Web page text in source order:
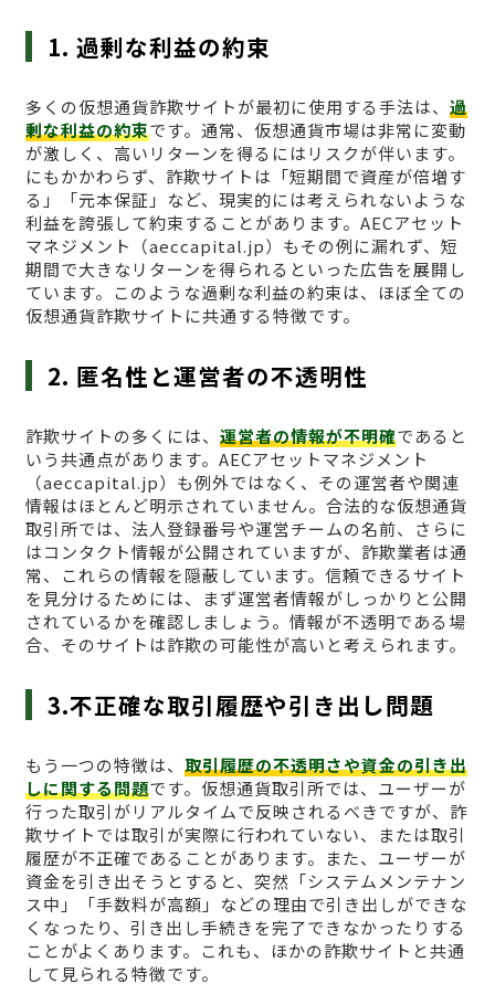
1. 過剰な利益の約束
多くの仮想通貨詐欺サイトが最初に使用する手法は、 過
剰な利益の約束です。通常、仮想通貨市場は非常に変動
が激しく、高いリターンを得るにはリスクが伴います。
にもかかわらず、詐欺サイトは「短期間で資産が倍増す
る」「元本保証」など、現実的には考えられないような
利益を誇張して約束することがあります。AECアセット
マネジメント（aeccapital.jp）もその例に漏れず、短
期間で大きなリターンを得られるといった広告を展開し
ています。このような過剰な利益の約束は、ほぼ全ての
仮想通貨詐欺サイトに共通する特徴です。
2. 匿名性と運営者の不透明性
詐欺サイトの多くには、 運営者の情報が不明確であると
いう共通点があります。AECアセットマネジメント
（aeccapital.jp）も例外ではなく、その運営者や関連
情報はほとんど明示されていません。合法的な仮想通貨
取引所では、法人登録番号や運営チームの名前、さらに
はコンタクト情報が公開されていますが、詐欺業者は通
常、これらの情報を隠蔽しています。信頼できるサイト
を見分けるためには、まず運営者情報がしっかりと公開
されているかを確認しましょう。情報が不透明である場
合、そのサイトは詐欺の可能性が高いと考えられます。
3.不正確な取引履歴や引き出し問題
もう一つの特徴は、 取引履歴の不透明さや資金の引き出
しに関する問題です。仮想通貨取引所では、ユーザーが
行った取引がリアルタイムで反映されるべきですが、詐
欺サイトでは取引が実際に行われていない、または取引
履歴が不正確であることがあります。また、ユーザーが
資金を引き出そうとすると、突然「システムメンテナン
ス中」「手数料が高額」などの理由で引き出しができな
くなったり、引き出し手続きを完了できなかったりする
ことがよくあります。これも、ほかの詐欺サイトと共通
して見られる特徴です。